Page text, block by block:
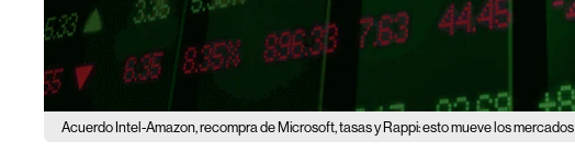
Acuerdo Intel-Amazon, recompra de Microsoft, tasas y Rappi: esto mueve los mercados